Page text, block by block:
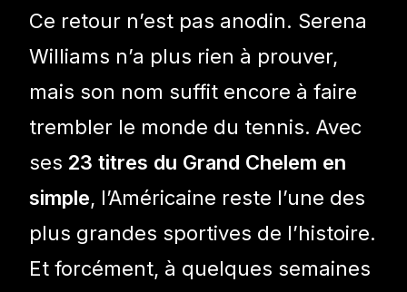
Ce retour n’est pas anodin. Serena
Williams n’a plus rien à prouver,
mais son nom suffit encore à faire
trembler le monde du tennis. Avec
ses 23 titres du Grand Chelem en
simple, l’Américaine reste l’une des
plus grandes sportives de l’histoire.
Et forcément, à quelques semaines